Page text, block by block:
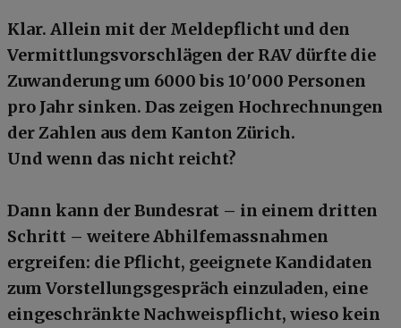
Klar. Allein mit der Meldepflicht und den
Vermittlungsvorschlägen der RAV dürfte die
Zuwanderung um 6000 bis 10'000 Personen
pro Jahr sinken. Das zeigen Hochrechnungen
der Zahlen aus dem Kanton Zürich.
Und wenn das nicht reicht?
Dann kann der Bundesrat – in einem dritten
Schritt – weitere Abhilfemassnahmen
ergreifen: die Pflicht, geeignete Kandidaten
zum Vorstellungsgespräch einzuladen, eine
eingeschränkte Nachweispflicht, wieso kein